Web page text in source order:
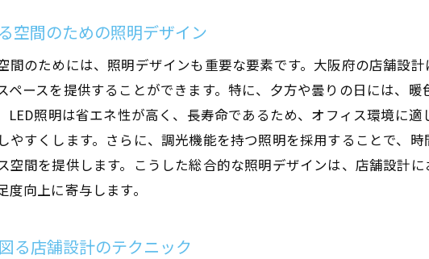
カスタマイズ可能な家具の選び方
色彩がもたらす心理的効果
効率的なスペース利用のための工夫
自然光と地域文化が融合する大阪府の店
自然光と文化の融合が生む独自性
大阪府ならではのデザインアプローチ
空間のための照明デザイン
間のためには、照明デザインも重要な要素です。大阪府の店舗設
ペースを提供することができます。特に、夕方や曇りの日には、
LED照明は省エネ性が高く、長寿命であるため、オフィス環境に
やすくします。さらに、調光機能を持つ照明を採用することで、
空間を提供します。こうした総合的な照明デザインは、店舗設計
度向上に寄与します。
る店舗設計のテクニック